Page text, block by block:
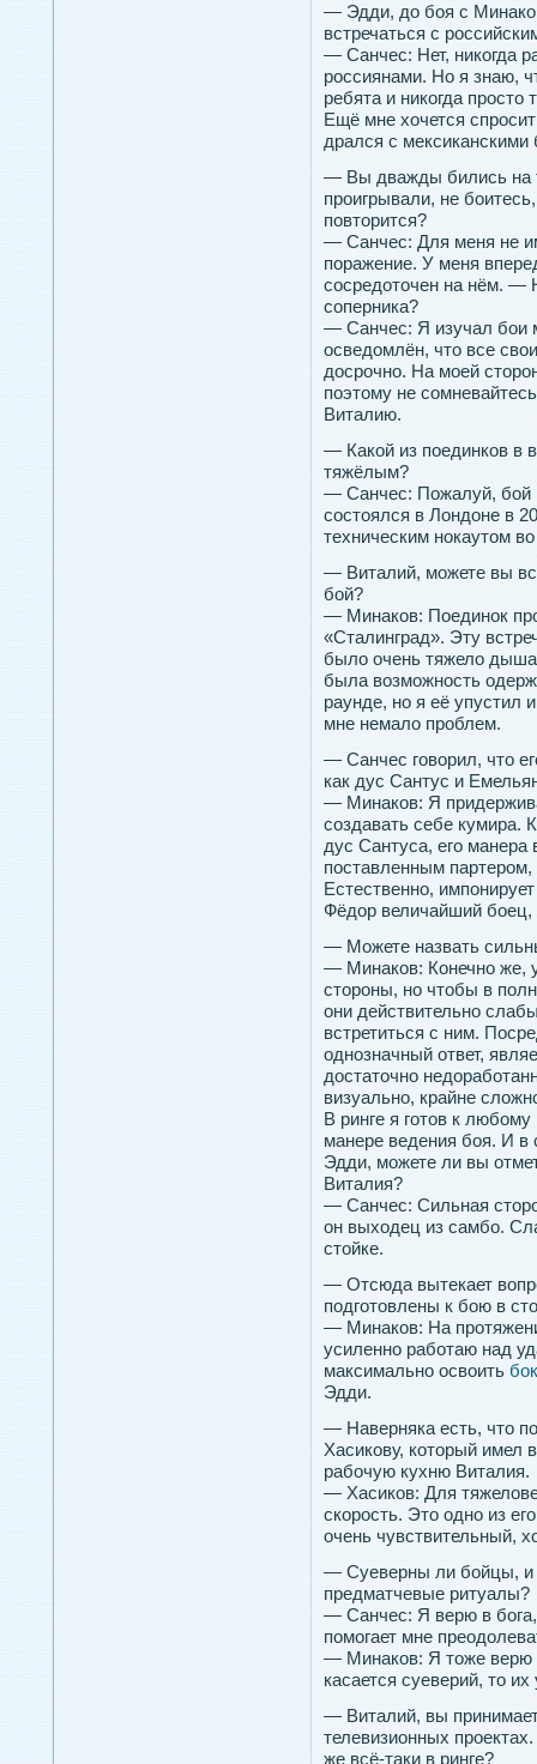
— Эдди, до боя с
встречаться с
— Санчес: Нет, никогда
россиянами. Но я знаю,
ребята и никогда просто
Ещё мне хочется
дрался с
— Вы дважды бились на
проигрывали, не
повторится?
— Санчес: Для меня не
поражение. У меня
сосредоточен на нём. —
соперника?
— Санчес: Я изучал бои
осведомлён, что все
досрочно. На моей
поэтому не
Виталию.
— Какой из поединков в
тяжёлым?
— Санчес: Пожалуй, бой
состоялся в Лондоне в
техническим нокаутом
— Виталий, можете вы
бой?
— Минаков: Поединок
«Сталинград». Эту
было очень тяжело
была возможность
раунде, но я её упустил
мне немало проблем.
— Санчес говорил, что
как дус Сантус и
— Минаков: Я
создавать себе кумира.
дус Сантуса, его
поставленным
Естественно,
Фёдор величайший боец,
— Можете назвать
— Минаков: Конечно же,
стороны, но чтобы в
они действительно
встретиться с ним.
однозначный ответ,
достаточно
визуально, крайне
В ринге я готов к
манере ведения боя. И в
Эдди, можете ли вы
Виталия?
— Санчес: Сильная
он выходец из самбо.
стойке.
— Отсюда вытекает
подготовлены к бою в
— Минаков: На
усиленно работаю над
максимально освоить
Эдди.
— Наверняка есть, что
Хасикову, который имел
рабочую кухню Виталия.
— Хасиков: Для
скорость. Это одно из
очень чувствительный,
— Суеверны ли бойцы, и
предматчевые ритуалы?
— Санчес: Я верю в бога,
помогает мне
— Минаков: Я тоже верю
касается суеверий, то их
— Виталий, вы
телевизионных
же всё-таки в ринге?